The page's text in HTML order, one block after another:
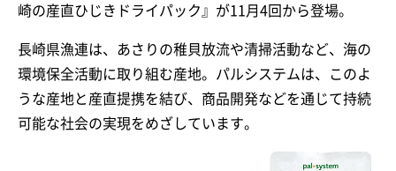
崎の産直ひじきドライパック』が11月4回から登場。
長崎県漁連は、あさりの稚貝放流や清掃活動など、海の
環境保全活動に取り組む産地。パルシステムは、このよ
うな産地と産直提携を結び、商品開発などを通じて持続
可能な社会の実現をめざしています。